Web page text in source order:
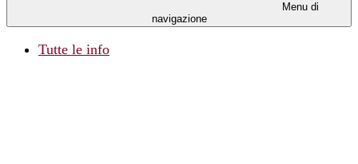
Menu di
navigazione
Tutte le info